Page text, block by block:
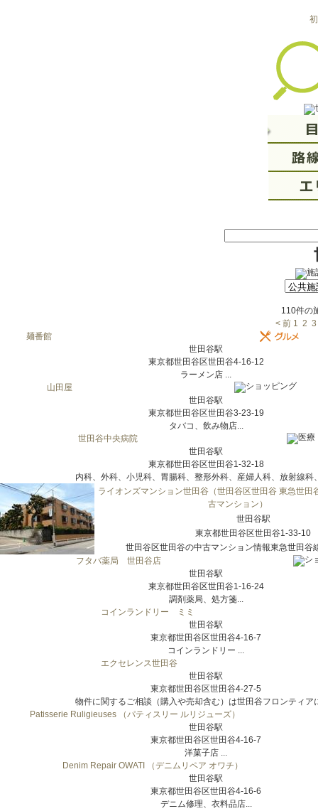
110件の
< 前 1 2 3
麺番館
世田谷駅
東京都世田谷区世田谷4-16-12
ラーメン店 ...
山田屋
世田谷駅
東京都世田谷区世田谷3-23-19
タバコ、飲み物店...
世田谷中央病院
世田谷駅
東京都世田谷区世田谷1-32-18
内科、外科、小児科、胃腸科、整形外科、産婦人科、放射線科
ライオンズマンション世田谷（世田谷区世田谷 東急世田
古マンション）
世田谷駅
東京都世田谷区世田谷1-33-10
世田谷区世田谷の中古マンション情報東急世田谷
フタバ薬局 世田谷店
世田谷駅
東京都世田谷区世田谷1-16-24
調剤薬局、処方箋...
コインランドリー ミミ
世田谷駅
東京都世田谷区世田谷4-16-7
コインランドリー ...
エクセレンス世田谷
世田谷駅
東京都世田谷区世田谷4-27-5
物件に関するご相談（購入や売却含む）は世田谷フロンティア
Patisserie Ruligieuses （パティスリー ルリジューズ）
世田谷駅
東京都世田谷区世田谷4-16-7
洋菓子店 ...
Denim Repair OWATI （デニムリペア オワチ）
世田谷駅
東京都世田谷区世田谷4-16-6
デニム修理、衣料品店...